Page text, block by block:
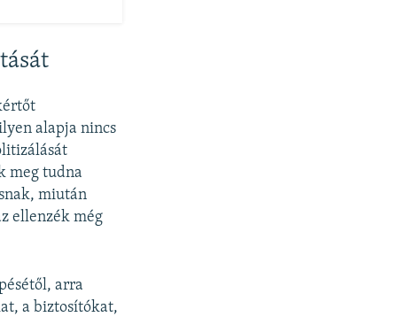
alapja nincs
meg tudna
miután
ellenzék még
arra
a biztosítókat,